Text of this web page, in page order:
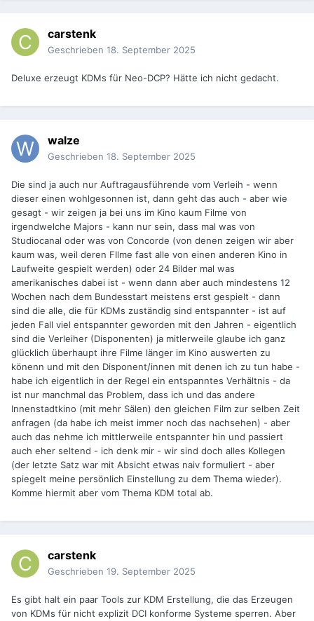
carstenk
Geschrieben 18. September 2025
Deluxe erzeugt KDMs für Neo-DCP? Hätte ich nicht gedacht.
walze
Geschrieben 18. September 2025
Die sind ja auch nur Auftragausführende vom Verleih - wenn
dieser einen wohlgesonnen ist, dann geht das auch - aber wie
gesagt - wir zeigen ja bei uns im Kino kaum Filme von
irgendwelche Majors - kann nur sein, dass mal was von
Studiocanal oder was von Concorde (von denen zeigen wir aber
kaum was, weil deren FIlme fast alle von einen anderen Kino in
Laufweite gespielt werden) oder 24 Bilder mal was
amerikanisches dabei ist - wenn dann aber auch mindestens 12
Wochen nach dem Bundesstart meistens erst gespielt - dann
sind die alle, die für KDMs zuständig sind entspannter - ist auf
jeden Fall viel entspannter geworden mit den Jahren - eigentlich
sind die Verleiher (Disponenten) ja mitlerweile glaube ich ganz
glücklich überhaupt ihre Filme länger im Kino auswerten zu
könenn und mit den Disponent/innen mit denen ich zu tun habe -
habe ich eigentlich in der Regel ein entspanntes Verhältnis - da
ist nur manchmal das Problem, dass ich und das andere
Innenstadtkino (mit mehr Sälen) den gleichen Film zur selben Zeit
anfragen (da habe ich meist immer noch das nachsehen) - aber
auch das nehme ich mittlerweile entspannter hin und passiert
auch eher seltend - ich denk mir - wir sind doch alles Kollegen
(der letzte Satz war mit Absicht etwas naiv formuliert - aber
spiegelt meine persönlich Einstellung zu dem Thema wieder).
Komme hiermit aber vom Thema KDM total ab.
carstenk
Geschrieben 19. September 2025
Es gibt halt ein paar Tools zur KDM Erstellung, die das Erzeugen
von KDMs für nicht explizit DCI konforme Systeme sperren. Aber